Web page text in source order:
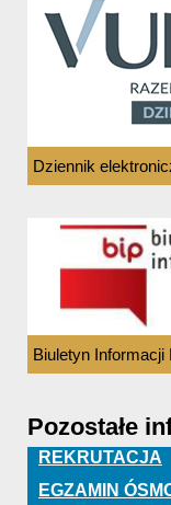
Dziennik
Biuletyn Informacji
Pozostałe
REKRUTACJA
EGZAMIN